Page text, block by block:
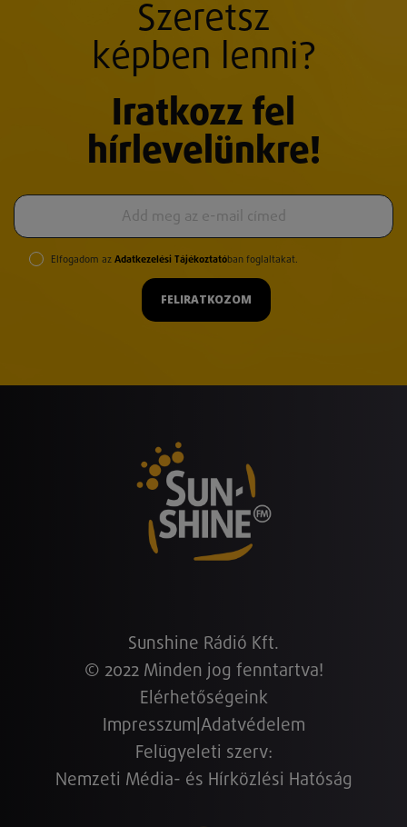
Szeretsz
képben lenni?
Iratkozz fel
hírlevelünkre!
Elfogadom az Adatkezelési Tájékoztatóban foglaltakat.
FELIRATKOZOM
Sunshine Rádió Kft.
© 2022 Minden jog fenntartva!
Elérhetőségeink
Impresszum Adatvédelem
Felügyeleti szerv:
Nemzeti Média- és Hírközlési Hatóság